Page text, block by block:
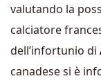
valutando la
calciatore
dell’infortunio di
canadese si è